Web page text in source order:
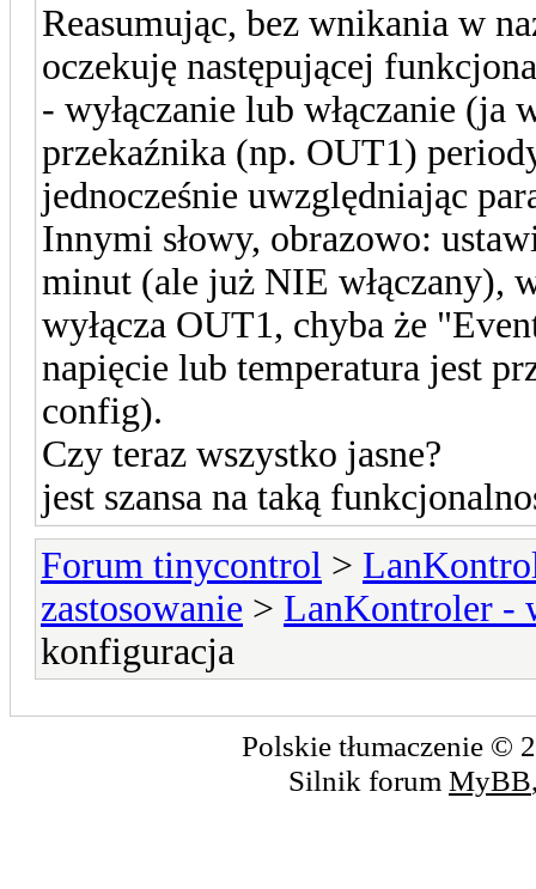
Reasumując, bez wnikania w
oczekuję następującej
- wyłączanie lub włączanie
przekaźnika (np. OUT1)
jednocześnie uwzględniając
Innymi słowy, obrazowo:
minut (ale już NIE włączany),
wyłącza OUT1, chyba że
napięcie lub temperatura jest
config).
Czy teraz wszystko jasne?
jest szansa na taką
Forum tinycontrol >
zastosowanie > LanKontroler -
konfiguracja
Polskie tłumaczenie ©
Silnik forum MyBB